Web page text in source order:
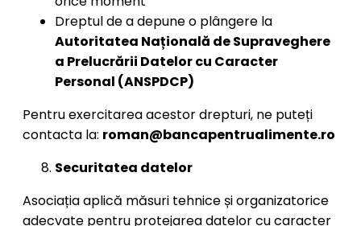
Dreptul de a depune o plângere la
Autoritatea Națională de Supraveghere
a Prelucrării Datelor cu Caracter
Personal (ANSPDCP)
Pentru exercitarea acestor drepturi, ne puteți
contacta la: roman@bancapentrualimente.ro
Securitatea datelor
Asociația aplică măsuri tehnice și organizatorice
adecvate pentru protejarea datelor cu caracter